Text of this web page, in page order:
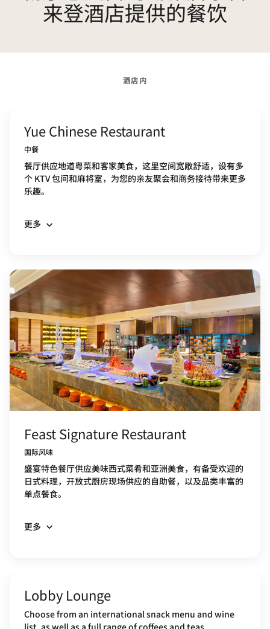
来登酒店提供的餐饮
酒店内
Yue Chinese Restaurant
中餐
餐厅供应地道粤菜和客家美食，这里空间宽敞舒适，设有多
个 KTV 包间和麻将室，为您的亲友聚会和商务接待带来更多
乐趣。
更多
Feast Signature Restaurant
国际风味
盛宴特色餐厅供应美味西式菜肴和亚洲美食，有备受欢迎的
日式料理，开放式厨房现场供应的自助餐，以及品类丰富的
单点餐食。
更多
Lobby Lounge
Choose from an international snack menu and wine
list, as well as a full range of coffees and teas.